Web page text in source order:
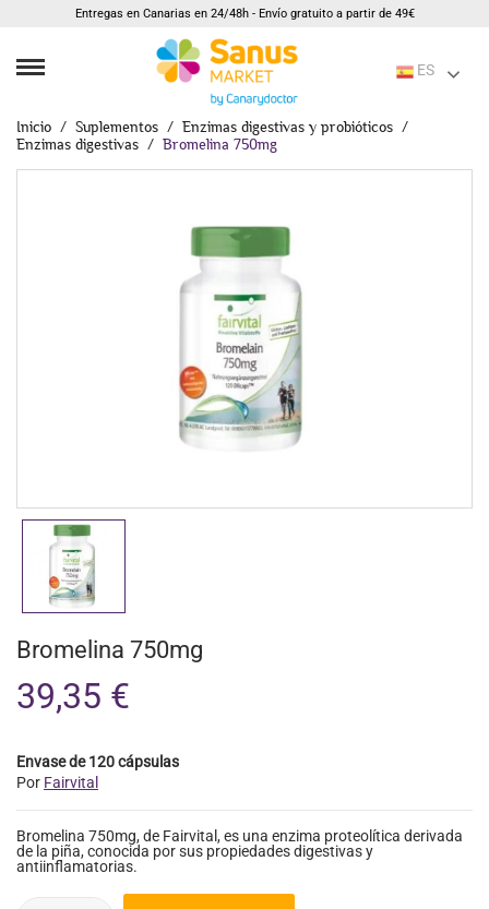
Entregas en Canarias en 24/48h - Envío gratuito a partir de 49€
ES
Inicio Suplementos
Enzimas digestivas y probióticos
Enzimas digestivas
Bromelina 750mg
Bromelina 750mg
39,35 €
Envase de 120 cápsulas
Por Fairvital
Bromelina 750mg, de Fairvital, es una enzima proteolítica derivada
de la piña, conocida por sus propiedades digestivas y
antiinflamatorias.